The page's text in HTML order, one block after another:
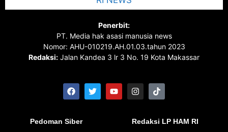
Penerbit:
PT. Media hak asasi manusia news
Nomor: AHU-010219.AH.01.03.tahun 2023
Redaksi: Jalan Kandea 3 lr 3 No. 19 Kota Makassar
Pedoman Siber Redaksi LP HAM RI